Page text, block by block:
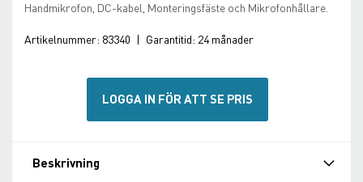
Handmikrofon, DC-kabel, Monteringsfäste och Mikrofonhållare.
Artikelnummer: 83340 | Garantitid: 24 månader
LOGGA IN FÖR ATT SE PRIS
Beskrivning